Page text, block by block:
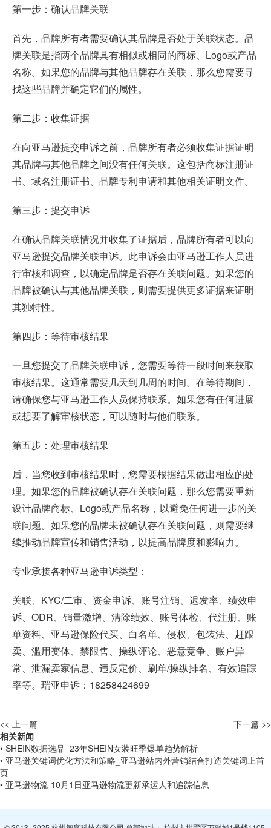
第一步：确认品牌关联
首先，品牌所有者需要确认其品牌是否处于关联状态。品
牌关联是指两个品牌具有相似或相同的商标、Logo或产品
名称。如果您的品牌与其他品牌存在关联，那么您需要寻
找这些品牌并确定它们的属性。
第二步：收集证据
在向亚马逊提交申诉之前，品牌所有者必须收集证据证明
其品牌与其他品牌之间没有任何关联。这包括商标注册证
书、域名注册证书、品牌专利申请和其他相关证明文件。
第三步：提交申诉
在确认品牌关联情况并收集了证据后，品牌所有者可以向
亚马逊提交品牌关联申诉。此申诉会由亚马逊工作人员进
行审核和调查，以确定品牌是否存在关联问题。如果您的
品牌被确认与其他品牌关联，则需要提供更多证据来证明
其独特性。
第四步：等待审核结果
一旦您提交了品牌关联申诉，您需要等待一段时间来获取
审核结果。这通常需要几天到几周的时间。在等待期间，
请确保您与亚马逊工作人员保持联系。如果您有任何进展
或想要了解审核状态，可以随时与他们联系。
第五步：处理审核结果
后，当您收到审核结果时，您需要根据结果做出相应的处
理。如果您的品牌被确认存在关联问题，那么您需要重新
设计品牌商标、Logo或产品名称，以避免任何进一步的关
联问题。如果您的品牌未被确认存在关联问题，则需要继
续推动品牌宣传和销售活动，以提高品牌度和影响力。
专业承接各种亚马逊申诉类型：
关联、KYC/二审、资金申诉、账号注销、迟发率、绩效申
诉、ODR、销量激增、清除绩效、账号体检、代注册、账
单资料、亚马逊保险代买、白名单、侵权、包装法、赶跟
卖、滥用变体、禁限售、操纵评论、恶意竞争、账户异
常、泄漏卖家信息、违反定价、刷单/操纵排名、有效追踪
率等。瑞亚申诉：18258424699
<< 上一篇
下一篇 >>
相关新闻
• SHEIN数据选品_23年SHEIN女装旺季爆单趋势解析
• 亚马逊关键词优化方法和策略_亚马逊站内外营销结合打造关键词上首
页
• 亚马逊物流-10月1日亚马逊物流更新承运人和追踪信息